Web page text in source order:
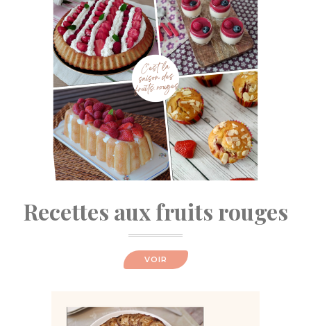
Recettes aux fruits rouges
VOIR